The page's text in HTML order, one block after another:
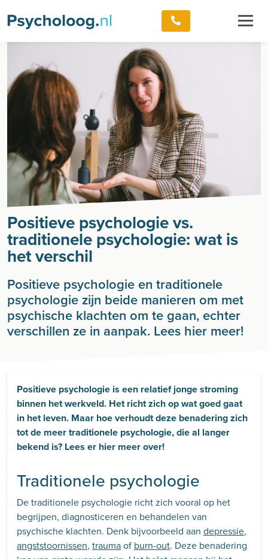
Positieve psychologie vs.
traditionele psychologie: wat is
het verschil
Positieve psychologie en traditionele
psychologie zijn beide manieren om met
psychische klachten om te gaan, echter
verschillen ze in aanpak. Lees hier meer!
Positieve psychologie is een relatief jonge stroming
binnen het werkveld. Het richt zich op wat goed gaat
in het leven. Maar hoe verhoudt deze benadering zich
tot de meer traditionele psychologie, die al langer
bekend is? Lees er hier meer over!
Traditionele psychologie
De traditionele psychologie richt zich vooral op het
begrijpen, diagnosticeren en behandelen van
psychische klachten. Denk bijvoorbeeld aan depressie,
angststoornissen, traumaof burn-out. Deze benadering